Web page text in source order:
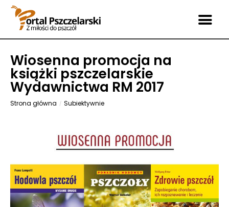
Wiosenna promocja na
książki pszczelarskie
Wydawnictwa RM 2017
Strona główna Subiektywnie